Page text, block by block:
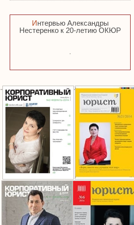
Интервью Александры
Нестеренко к 20-летию ОКЮР